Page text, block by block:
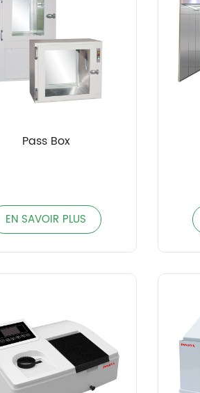
Pass Box
EN SAVOIR PLUS